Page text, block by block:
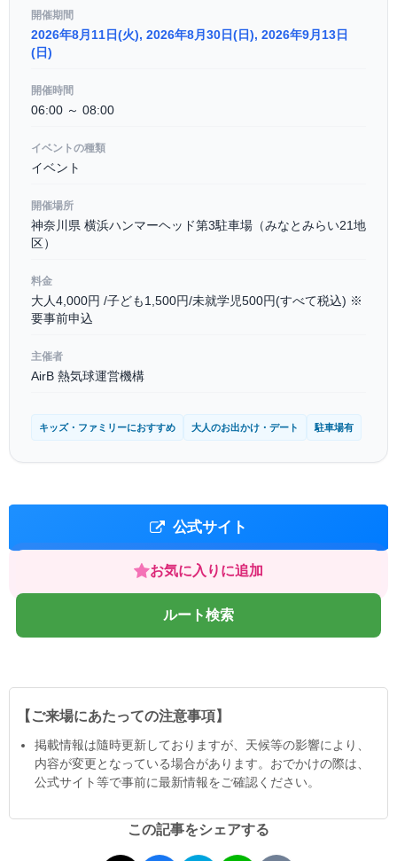
開催期間
2026年8月11日(火), 2026年8月30日(日), 2026年9月13日
(日)
開催時間
06:00 ～ 08:00
イベントの種類
イベント
開催場所
神奈川県 横浜ハンマーヘッド第3駐車場（みなとみらい21地
区）
料金
大人4,000円 /子ども1,500円/未就学児500円(すべて税込) ※
要事前申込
主催者
AirB 熱気球運営機構
キッズ・ファミリーにおすすめ 大人のお出かけ・デート 駐車場有
公式サイト
お気に入りに追加
ルート検索
【ご来場にあたっての注意事項】
掲載情報は隨時更新しておりますが、天候等の影響により、
内容が変更となっている場合があります。おでかけの際は、
公式サイト等で事前に最新情報をご確認ください。
この記事をシェアする